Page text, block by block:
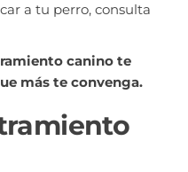
a tu perro, consulta
canino te
más te convenga.